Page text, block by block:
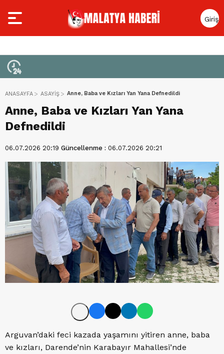
Giriş
Yap
ANASAYFA ASAYİŞ Anne, Baba ve Kızları Yan Yana Defnedildi
Anne, Baba ve Kızları Yan Yana
Defnedildi
06.07.2026 20:19 Güncellenme : 06.07.2026 20:21
Arguvan’daki feci kazada yaşamını yitiren anne, baba
ve kızları, Darende’nin Karabayır Mahallesi’nde